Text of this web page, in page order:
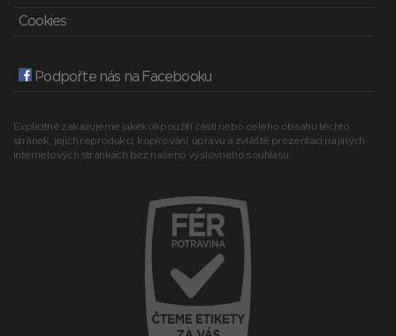
Cookies
Podpořte nás na Facebooku
Explicitně zakazujeme jakékoli použití části nebo celého obsahu těchto
stránek, jejich reprodukci, kopírování, úpravu a zvláště prezentaci na jiných
internetových stránkách bez našeho výslovného souhlasu.